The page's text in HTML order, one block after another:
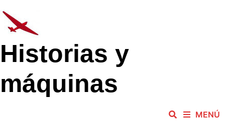
al
contenido
Historias y
máquinas
MENÚ